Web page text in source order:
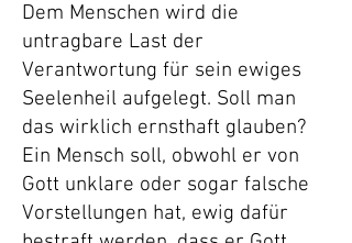
Dem Menschen wird die
untragbare Last der
Verantwortung für sein ewiges
Seelenheil aufgelegt. Soll man
das wirklich ernsthaft glauben?
Ein Mensch soll, obwohl er von
Gott unklare oder sogar falsche
Vorstellungen hat, ewig dafür